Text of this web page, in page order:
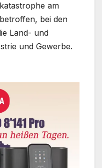
am
bei den
Land- und
und Gewerbe.